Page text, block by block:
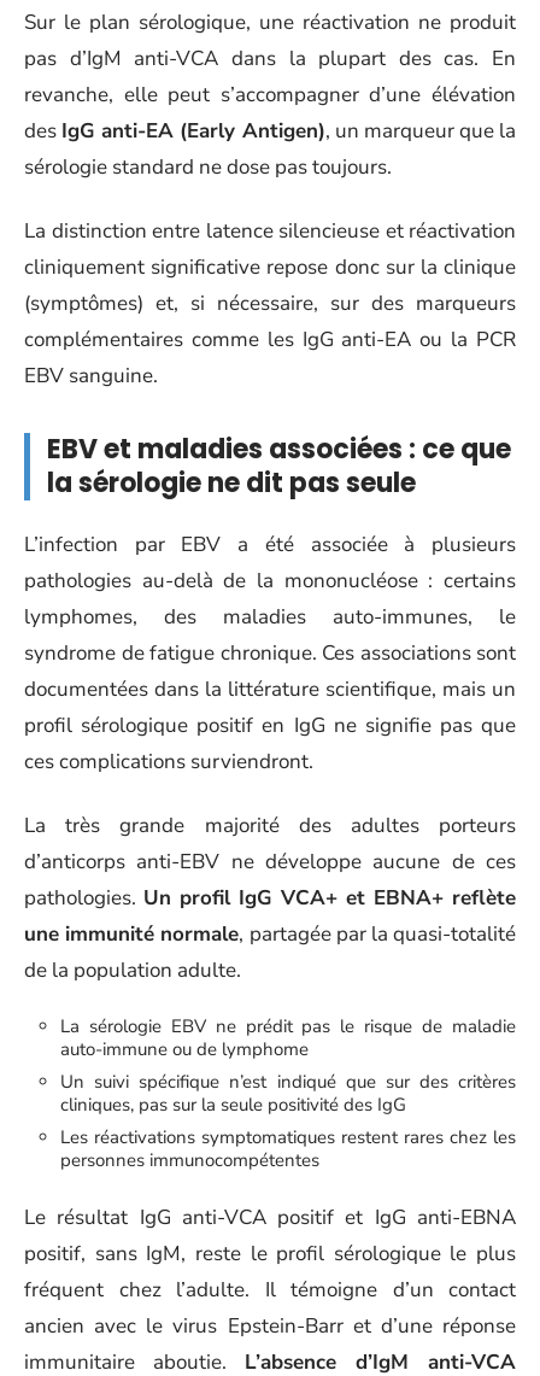
Sur le plan sérologique, une réactivation ne produit
pas d’IgM anti-VCA dans la plupart des cas. En
revanche, elle peut s’accompagner d’une élévation
des IgG anti-EA (Early Antigen), un marqueur que la
sérologie standard ne dose pas toujours.
La distinction entre latence silencieuse et réactivation
cliniquement significative repose donc sur la clinique
(symptômes) et, si nécessaire, sur des marqueurs
complémentaires comme les IgG anti-EA ou la PCR
EBV sanguine.
EBV et maladies associées : ce que
la sérologie ne dit pas seule
L’infection par EBV a été associée à plusieurs
pathologies au-delà de la mononucléose : certains
lymphomes, des maladies auto-immunes, le
syndrome de fatigue chronique. Ces associations sont
documentées dans la littérature scientifique, mais un
profil sérologique positif en IgG ne signifie pas que
ces complications surviendront.
La très grande majorité des adultes porteurs
d’anticorps anti-EBV ne développe aucune de ces
pathologies. Un profil IgG VCA+ et EBNA+ reflète
une immunité normale, partagée par la quasi-totalité
de la population adulte.
La sérologie EBV ne prédit pas le risque de maladie
auto-immune ou de lymphome
Un suivi spécifique n’est indiqué que sur des critères
cliniques, pas sur la seule positivité des IgG
Les réactivations symptomatiques restent rares chez les
personnes immunocompétentes
Le résultat IgG anti-VCA positif et IgG anti-EBNA
positif, sans IgM, reste le profil sérologique le plus
fréquent chez l’adulte. Il témoigne d’un contact
ancien avec le virus Epstein-Barr et d’une réponse
immunitaire aboutie. L’absence d’IgM anti-VCA